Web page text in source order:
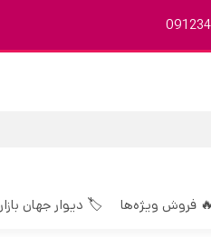
🔥 فروش ویژه‌ها 🏷️ دیوار جهان بازار